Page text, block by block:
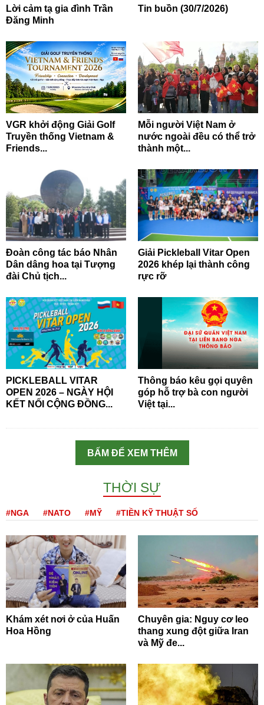
Lời cảm tạ gia đình Trần
Đăng Minh
Tin buồn (30/7/2026)
VGR khởi động Giải Golf
Truyền thống Vietnam &
Friends...
Mỗi người Việt Nam ở
nước ngoài đều có thể trở
thành một...
Đoàn công tác báo Nhân
Dân dâng hoa tại Tượng
đài Chủ tịch...
Giải Pickleball Vitar Open
2026 khép lại thành công
rực rỡ
PICKLEBALL VITAR
OPEN 2026 – NGÀY HỘI
KẾT NỐI CỘNG ĐỒNG...
Thông báo kêu gọi quyên
góp hỗ trợ bà con người
Việt tại...
BẤM ĐỂ XEM THÊM
THỜI SỰ
#NGA #NATO #MỸ #TIỀN KỸ THUẬT SỐ
Khám xét nơi ở của Huấn
Hoa Hồng
Chuyên gia: Nguy cơ leo
thang xung đột giữa Iran
và Mỹ đe...